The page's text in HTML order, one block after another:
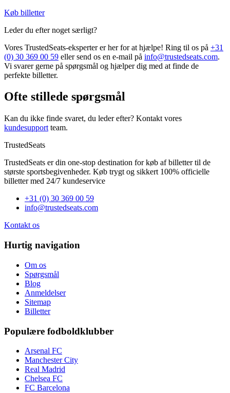
Køb billetter
Leder du efter noget særligt?
Vores TrustedSeats-eksperter er her for at hjælpe! Ring til os på +31
(0) 30 369 00 59 eller send os en e-mail på info@trustedseats.com.
Vi svarer gerne på spørgsmål og hjælper dig med at finde de
perfekte billetter.
Ofte stillede spørgsmål
Kan du ikke finde svaret, du leder efter? Kontakt vores
kundesupport team.
TrustedSeats
TrustedSeats er din one-stop destination for køb af billetter til de
største sportsbegivenheder. Køb trygt og sikkert 100% officielle
billetter med 24/7 kundeservice
+31 (0) 30 369 00 59
info@trustedseats.com
Kontakt os
Hurtig navigation
Om os
Spørgsmål
Blog
Anmeldelser
Sitemap
Billetter
Populære fodboldklubber
Arsenal FC
Manchester City
Real Madrid
Chelsea FC
FC Barcelona